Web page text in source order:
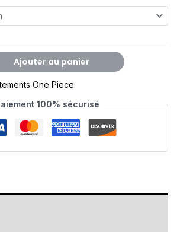
Ajouter au panier
One Piece
100% sécurisé